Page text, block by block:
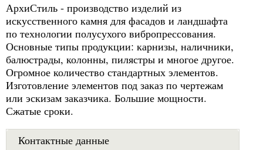
АрхиСтиль - производство изделий из
искусственного камня для фасадов и ландшафта
по технологии полусухого вибропрессования.
Основные типы продукции: карнизы, наличники,
балюстрады, колонны, пилястры и многое другое.
Огромное количество стандартных элементов.
Изготовление элементов под заказ по чертежам
или эскизам заказчика. Большие мощности.
Сжатые сроки.
Контактные данные